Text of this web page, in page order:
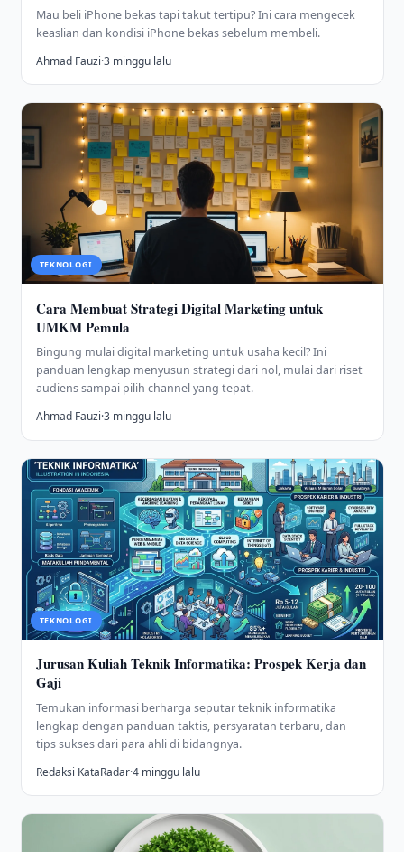
Mau beli iPhone bekas tapi takut tertipu? Ini cara mengecek
keaslian dan kondisi iPhone bekas sebelum membeli.
Ahmad Fauzi·3 minggu lalu
TEKNOLOGI
Cara Membuat Strategi Digital Marketing untuk
UMKM Pemula
Bingung mulai digital marketing untuk usaha kecil? Ini
panduan lengkap menyusun strategi dari nol, mulai dari riset
audiens sampai pilih channel yang tepat.
Ahmad Fauzi·3 minggu lalu
TEKNOLOGI
Jurusan Kuliah Teknik Informatika: Prospek Kerja dan
Gaji
Temukan informasi berharga seputar teknik informatika
lengkap dengan panduan taktis, persyaratan terbaru, dan
tips sukses dari para ahli di bidangnya.
Redaksi KataRadar·4 minggu lalu